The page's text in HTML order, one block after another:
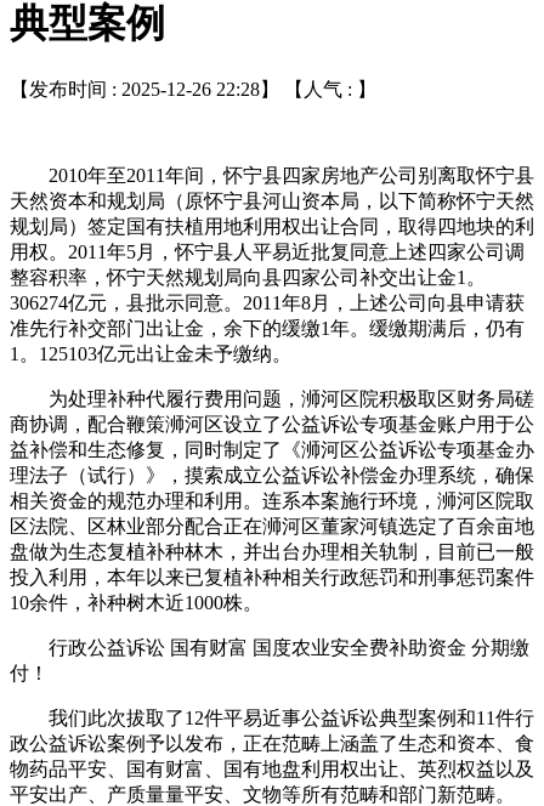
典型案例
【发布时间 : 2025-12-26 22:28】 【人气 : 】
2010年至2011年间，怀宁县四家房地产公司别离取怀宁县
天然资本和规划局（原怀宁县河山资本局，以下简称怀宁天然
规划局）签定国有扶植用地利用权出让合同，取得四地块的利
用权。2011年5月，怀宁县人平易近批复同意上述四家公司调
整容积率，怀宁天然规划局向县四家公司补交出让金1。
306274亿元，县批示同意。2011年8月，上述公司向县申请获
准先行补交部门出让金，余下的缓缴1年。缓缴期满后，仍有
1。125103亿元出让金未予缴纳。
为处理补种代履行费用问题，浉河区院积极取区财务局磋
商协调，配合鞭策浉河区设立了公益诉讼专项基金账户用于公
益补偿和生态修复，同时制定了《浉河区公益诉讼专项基金办
理法子（试行）》，摸索成立公益诉讼补偿金办理系统，确保
相关资金的规范办理和利用。连系本案施行环境，浉河区院取
区法院、区林业部分配合正在浉河区董家河镇选定了百余亩地
盘做为生态复植补种林木，并出台办理相关轨制，目前已一般
投入利用，本年以来已复植补种相关行政惩罚和刑事惩罚案件
10余件，补种树木近1000株。
行政公益诉讼 国有财富 国度农业安全费补助资金 分期缴
付！
我们此次拔取了12件平易近事公益诉讼典型案例和11件行
政公益诉讼案例予以发布，正在范畴上涵盖了生态和资本、食
物药品平安、国有财富、国有地盘利用权出让、英烈权益以及
平安出产、产质量量平安、文物等所有范畴和部门新范畴。